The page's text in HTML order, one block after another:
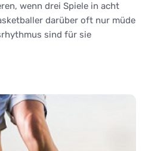
wenn drei Spiele in acht
darüber oft nur müde
sind für sie